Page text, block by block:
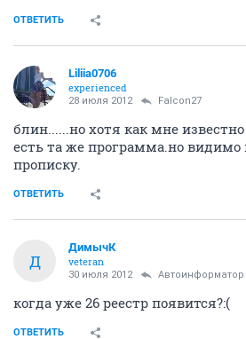
ОТВЕТИТЬ
Liliia0706
experienced
28 июля 2012 Falcon27
блин......но хотя как мне
есть та же программа.но видимо
прописку.
ОТВЕТИТЬ
Д
ДимычК
veteran
30 июля 2012 Автоинформатор
когда уже 26 реестр появится?:(
ОТВЕТИТЬ